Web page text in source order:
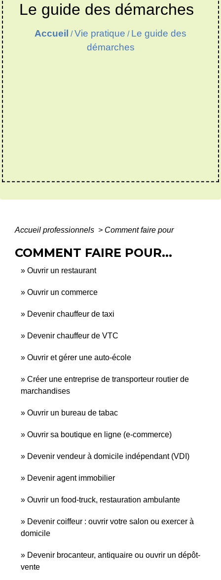
Le guide des démarches
Accueil /Vie pratique / Le guide des
démarches
Accueil professionnels > Comment faire pour
COMMENT FAIRE POUR...
Ouvrir un restaurant
Ouvrir un commerce
Devenir chauffeur de taxi
Devenir chauffeur de VTC
Ouvrir et gérer une auto-école
Créer une entreprise de transporteur routier de
marchandises
Ouvrir un bureau de tabac
Ouvrir sa boutique en ligne (e-commerce)
Devenir vendeur à domicile indépendant (VDI)
Devenir agent immobilier
Ouvrir un food-truck, restauration ambulante
Devenir coiffeur : ouvrir votre salon ou exercer à
domicile
Devenir brocanteur, antiquaire ou ouvrir un dépôt-
vente